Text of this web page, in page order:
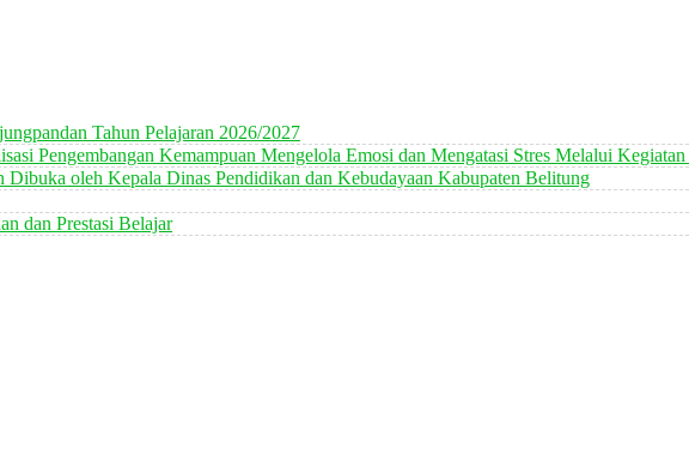
Tahun Pelajaran 2026/2027
Pengembangan Kemampuan Mengelola Emosi dan Mengatasi Stres Melalui
oleh Kepala Dinas Pendidikan dan Kebudayaan Kabupaten Belitung
dan Prestasi Belajar